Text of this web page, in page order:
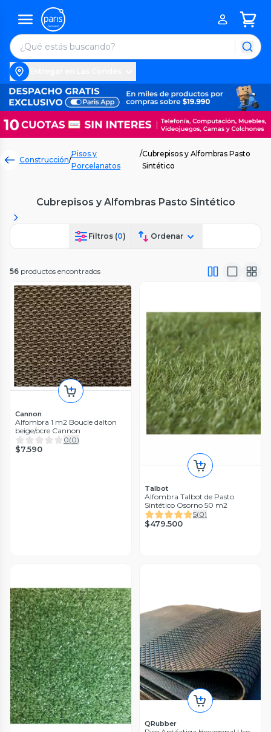
Construcción/
Pisos y
Porcelanatos
/Cubrepisos y Alfombras Pasto
Sintético
Cubrepisos y Alfombras Pasto Sintético
Filtros (0) Ordenar
56 productos encontrados
Cannon
Alfombra 1 m2 Boucle dalton
beige/ocre Cannon
0(0)
$7.590
Talbot
Alfombra Talbot de Pasto
Sintético Osorno 50 m2
5(0)
$479.500
QRubber